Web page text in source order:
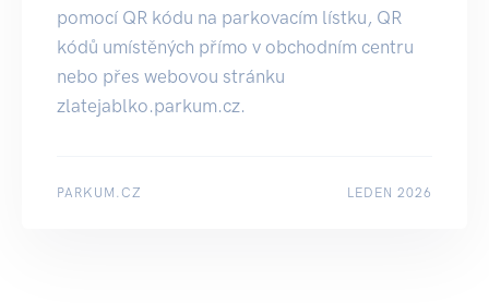
pomocí QR kódu na parkovacím lístku, QR
kódů umístěných přímo v obchodním centru
nebo přes webovou stránku
zlatejablko.parkum.cz.
PARKUM.CZ LEDEN 2026